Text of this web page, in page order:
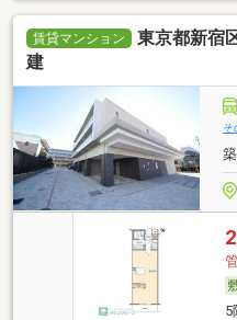
賃貸マンション
東京都新宿
建
そ
5